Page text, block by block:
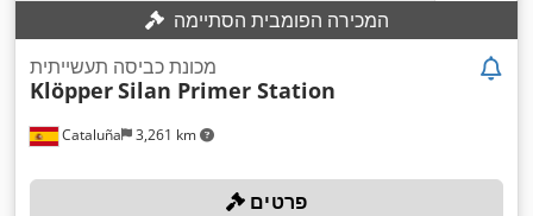
המכירה הפומבית הסתיימה
Cataluña 3,261 km
מכונת כביסה תעשייתית
KlöpperSilan Primer Station
פרטים